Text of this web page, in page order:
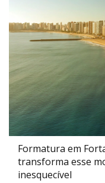
Formatura em
transforma esse
inesquecível